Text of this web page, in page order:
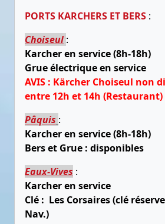
PORTS KARCHERS ET BERS :
Choiseul :
Karcher en service (8h-18h)
Grue électrique en service
AVIS : Kärcher Choiseul non
entre 12h et 14h (Restaurant)
Pâquis :
Karcher en service (8h-18h)
Bers et Grue : disponibles
Eaux-Vives :
Karcher en service
Clé : Les Corsaires (clé
Nav.)